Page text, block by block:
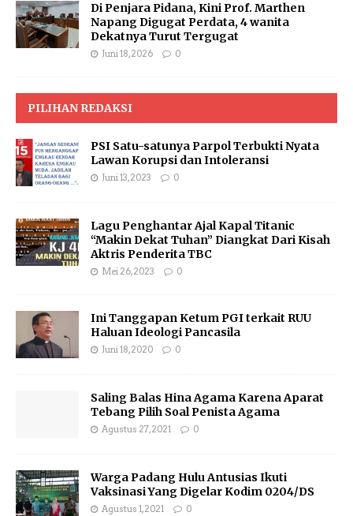
Di Penjara Pidana, Kini Prof. Marthen
Napang Digugat Perdata, 4 wanita
Dekatnya Turut Tergugat
Juni 18, 2026 0
PILIHAN REDAKSI
PSI Satu-satunya Parpol Terbukti Nyata
Lawan Korupsi dan Intoleransi
Juni 13, 2023 0
Lagu Penghantar Ajal Kapal Titanic
“Makin Dekat Tuhan” Diangkat Dari Kisah
Aktris Penderita TBC
Mei 26, 2023 0
Ini Tanggapan Ketum PGI terkait RUU
Haluan Ideologi Pancasila
Juni 18, 2020 0
Saling Balas Hina Agama Karena Aparat
Tebang Pilih Soal Penista Agama
Agustus 27, 2021 0
Warga Padang Hulu Antusias Ikuti
Vaksinasi Yang Digelar Kodim 0204/DS
Agustus 1, 2021 0